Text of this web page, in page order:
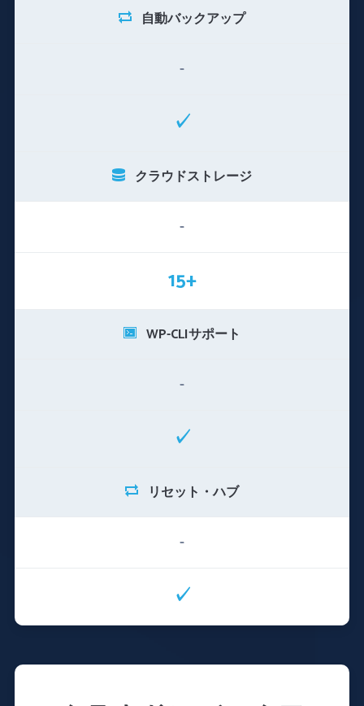
自動バックアップ
-
✓
クラウドストレージ
-
15+
WP-CLIサポート
-
✓
リセット・ハブ
-
✓